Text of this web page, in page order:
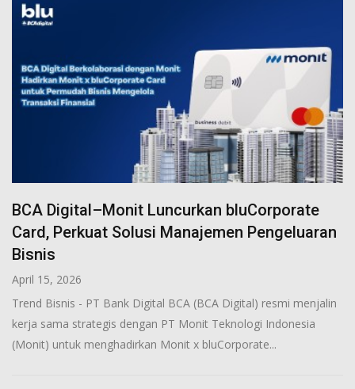
BCA Digital–Monit Luncurkan bluCorporate
Card, Perkuat Solusi Manajemen Pengeluaran
Bisnis
April 15, 2026
Trend Bisnis - PT Bank Digital BCA (BCA Digital) resmi menjalin
kerja sama strategis dengan PT Monit Teknologi Indonesia
(Monit) untuk menghadirkan Monit x bluCorporate...